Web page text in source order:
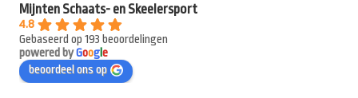
Mijnten Schaats- en Skeelersport
4.8
Gebaseerd op 193 beoordelingen
powered byGooge
beoordeel ons op